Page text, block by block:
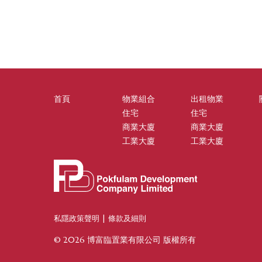
首頁
物業組合
住宅
商業大廈
工業大廈
出租物業
住宅
商業大廈
工業大廈
私隱政策聲明 條款及細則
© 2026 博富臨置業有限公司 版權所有